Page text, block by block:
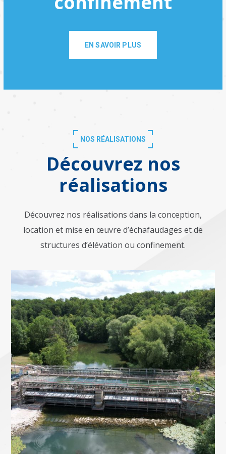
EN SAVOIR PLUS
NOS RÉALISATIONS
Découvrez nos
réalisations
Découvrez nos réalisations dans la conception,
location et mise en œuvre d’échafaudages et de
structures d’élévation ou confinement.